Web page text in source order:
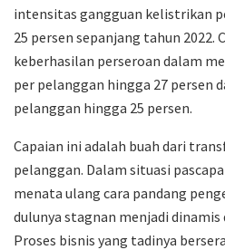
intensitas gangguan kelistrikan
25 persen sepanjang tahun 2022.
keberhasilan perseroan dalam
per pelanggan hingga 27 persen
pelanggan hingga 25 persen.
Capaian ini adalah buah dari
pelanggan. Dalam situasi
menata ulang cara pandang
dulunya stagnan menjadi
Proses bisnis yang tadinya